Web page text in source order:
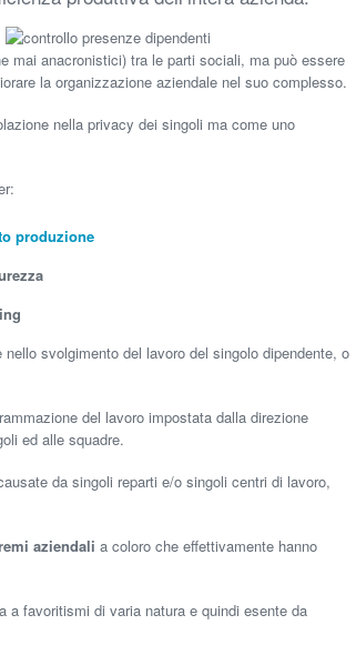
mai anacronistici) tra le parti sociali, ma può essere
la organizzazione aziendale nel suo complesso.
nella privacy dei singoli ma come uno
produzione
nello svolgimento del lavoro del singolo dipendente, o
del lavoro impostata dalla direzione
ed alle squadre.
da singoli reparti e/o singoli centri di lavoro,
aziendali a coloro che effettivamente hanno
a favoritismi di varia natura e quindi esente da